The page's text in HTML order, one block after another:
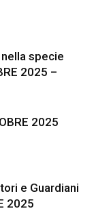
specie
2025 –
2025
e Guardiani
2025